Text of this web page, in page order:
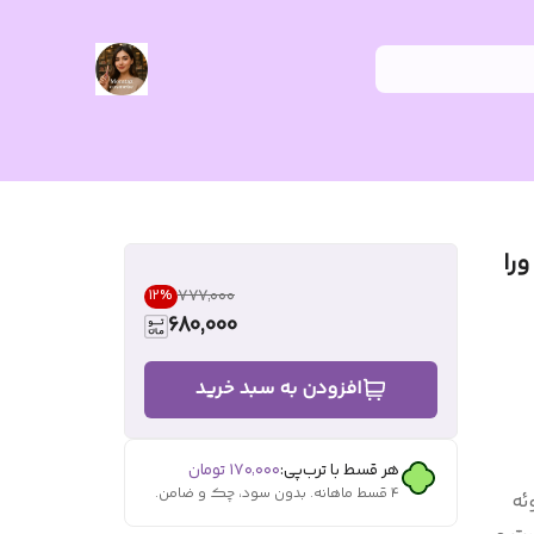
۷۷۷٬۰۰۰ 12%
680,000
افزودن به سبد خرید
هر قسط با ترب‌پی:۱۷۰٬۰۰۰تومان
۴ قسط ماهانه. بدون سود، چک و ضامن.